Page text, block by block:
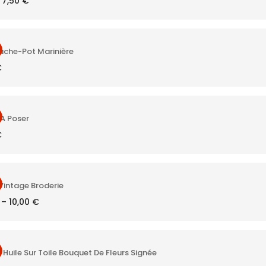
prix prix
Pot Marinière
Poser
Broderie
10,00 €
Huile Sur Toile Bouquet De Fleurs Signée